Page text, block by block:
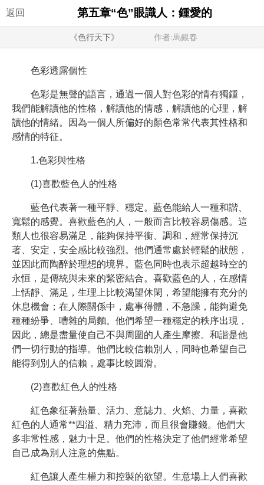
返回 第五章“色”眼識人：鍾愛的
《色行天下》 作者:馬銀春
色彩透露個性
色彩是無聲的語言，通過一個人對色彩的情有獨鍾，
我們能解讀他的性格，解讀他的情感，解讀他的心理，解
讀他的情緒。因為一個人所偏好的顏色常常代表其性格和
感情的特征。
1.色彩與性格
(1)喜歡藍色人的性格
藍色代表著一種平靜、穩定。藍色能給人一種和諧、
寬鬆的感覺。喜歡藍色的人，一般而言比較容易傷感。這
類人也很容易滿足，能夠保持平衡、調和，經常保持沉
著、安定，安全感比較強烈。他們通常處於輕鬆的狀態，
並因此而陶醉於理想的境界。藍色同時也表示超越時空的
永恒，是傳統與未來的緊密結合。喜歡藍色的人，在感情
上恬靜、滿足，生理上比較渴望休閑，希望能擁有充分的
休息機會；在人際關係中，處事得體，不急躁，能夠避免
種種紛爭、嘈雜的局麵。他們希望一種穩定的秩序出現，
因此，總是盡量使自己不與周圍的人產生摩擦。和諧是他
們一切行動的指導。他們比較信賴別人，同時也希望自己
能得到別人的信賴，處事比較圓滑。
(2)喜歡紅色人的性格
紅色象征著熱量、活力、意誌力、火焰、力量，喜歡
紅色的人通常**四溢、精力充沛，而且很會賺錢。他們大
多非常性感，魅力十足。他們的性格決定了他們經常希望
自己成為別人注意的焦點。
紅色讓人產生權力和控製的欲望。生意場上人們喜歡